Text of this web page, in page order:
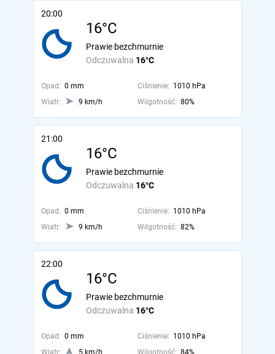
20:00
16°C
Odczuwalna 16°C
Prawie bezchmurnie
Opad: 0 mm Ciśnienie: 1010 hPa
Wiatr:
9 km/h Wilgotność: 80%
21:00
16°C
Odczuwalna 16°C
Prawie bezchmurnie
Opad: 0 mm Ciśnienie: 1010 hPa
Wiatr:
9 km/h Wilgotność: 82%
22:00
16°C
Odczuwalna 16°C
Prawie bezchmurnie
Opad: 0 mm Ciśnienie: 1010 hPa
Wiatr:
5 km/h Wilgotność: 84%